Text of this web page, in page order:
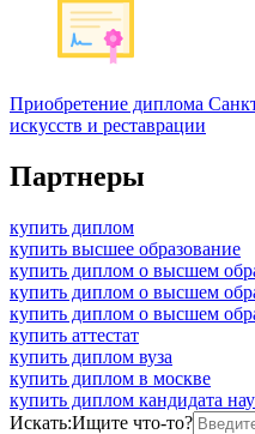
Приобретение диплома
искусств и реставрации
Партнеры
купить диплом
купить высшее образование
купить диплом о высшем
купить диплом о высшем
купить диплом о высшем
купить аттестат
купить диплом вуза
купить диплом в москве
купить диплом кандидата
Искать:Ищите что-то?